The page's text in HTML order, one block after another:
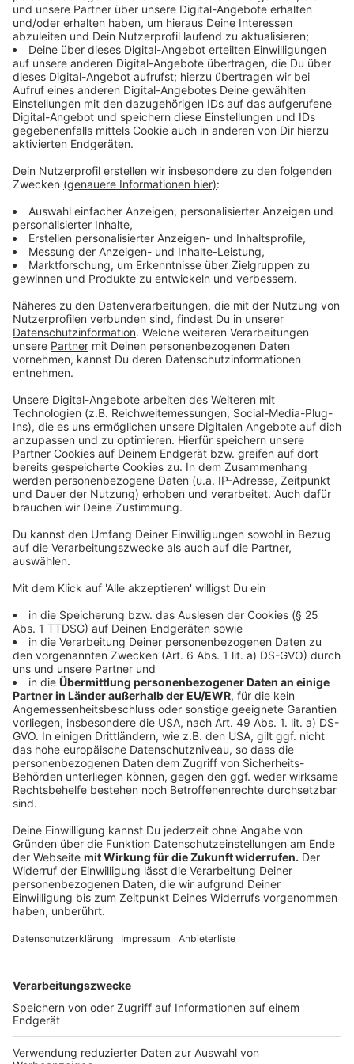
in seiner Amtszeit - Widerspruch eingelegt. Die IHK
Düsseldorf begrüßt das. Sie befürwortet die
Tiefgarage, denn sie sei wichtig für die Innenstadt.
Ohne die Parkmöglichkeit drohe die Gefahr eines
großflächigen Leerstands an einer zentralen Stelle der
Ratinger Innenstadt.
Mettmann: Rat hatte seine letzte Sitzung des
Viele Städte müssen gerade überlegen, wie sie mit der
Grundsteuerreform ab kommendem Jahr umgehen.
Mettmann hat sich entschieden. Der Rat hat - wie
erwartet – gegen sogenannte differenzierte
Hebesätze gestimmt. Sie bleiben demnach einheitlich,
steigen aber an. Der Hebesatz für die Grundsteuer B
steigt in Mettmann damit nächstes Jahr auf 932
Prozent. Nach Angaben von Mettmanns Kämmerin
würde sich dadurch an den Einnahmen kaum etwas
ändern.
Haan: Modernisierung der Fußgängerzone vom
Alten Markt bis zur Schwanen-Apotheke
Die Pläne zur Neugestaltung der Fußgängerzone
Oberer Neuer Markt in Haan gehen voran. Die
Vorentwurfsphase sei beendet, im kommenden
Frühjahr soll der Entwurf stehen, teilt die Stadt Haan
Fußgängerzone vom Alten Markt bis zur Schwanen-
Apotheke geplant. Das Ziel ist, die Aufenthaltsqualität
Gastronomie zu stärken. 2015 hatte der Haaner Rat
ein integriertes Handlungskonzept für die Innenstadt
beschlossen, das auch die Umgestaltung zentraler
Plätze umfasst. Schon modernisiert wurden der Park
Ville d'Eu und der Alte Kirchplatz. Der Alte Markt
wurde letzten Sommer eröffnet.
Alt-Erkrath: Zeitplan fürs neue Gymnasium
Anfang kommenden Jahres soll Spatenstich für das
neue Gymnasium in Alt-Erkrath sein. Das hat die Stadt
Erkrath mitgeteilt. Sie hat jetzt eine Firma aus
Düsseldorf mit dem Bau beauftragt. Ende Januar soll
die Baustelle eingerichtet werden und erste
Vorarbeiten beginnen. Der Neubau des Gymnasiums am
Neandertal ist nötig, weil das alte, marode
Schulgebäude ersetzt werden muss. Bezugsfertig soll
das Gymnasium voraussichtlich in den Herbstferien